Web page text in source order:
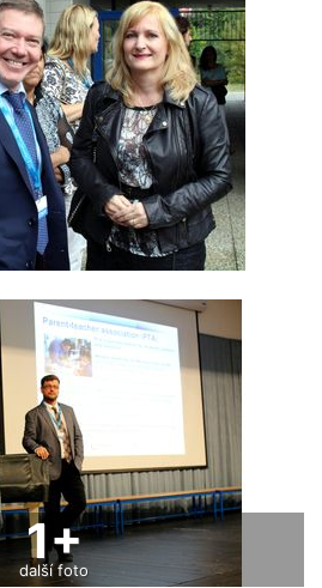
1+
další foto